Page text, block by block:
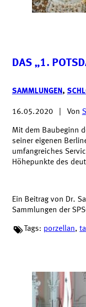
DAS „1.
SAMMLUNGEN,
16.05.2020 Von
Mit dem Baubeginn
seiner eigenen
umfangreiches
Höhepunkte des
Ein Beitrag von Dr.
Sammlungen der
Tags: porzellan,